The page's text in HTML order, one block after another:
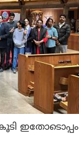
ഇതോടൊപ്പം